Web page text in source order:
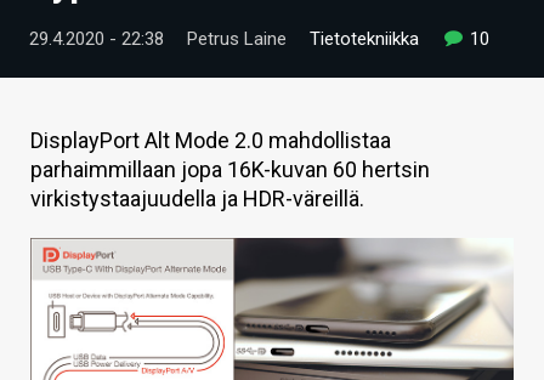
VIDEOT
TECHBBS
TIETOA
HINTA.FI
VAIHDA TEEMA
29.4.2020 - 22:38 Petrus Laine Tietotekniikka 10
DisplayPort Alt Mode 2.0 mahdollistaa
parhaimmillaan jopa 16K-kuvan 60 hertsin
virkistystaajuudella ja HDR-väreillä.